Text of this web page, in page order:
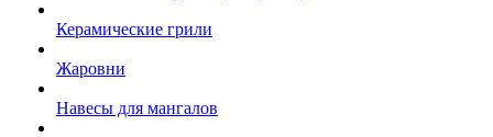
Керамические грили
Жаровни
Навесы для мангалов